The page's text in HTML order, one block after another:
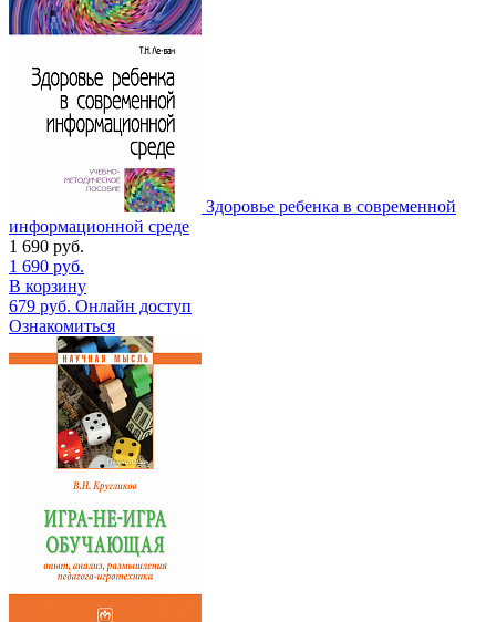
Здоровье ребенка в современной
информационной среде
1 690 руб.
1 690 руб.
В корзину
679 руб. Онлайн доступ
Ознакомиться